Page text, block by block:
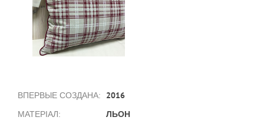
ВПЕРВЫЕ СОЗДАНА: 2016
МАТЕРІАЛ: ЛЬОН